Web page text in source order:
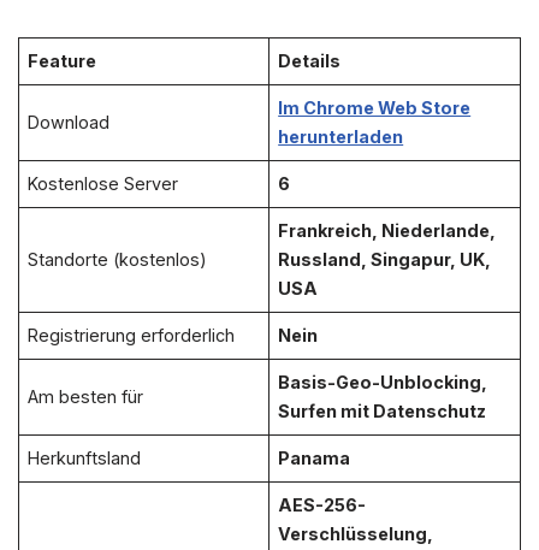
Feature Details
Download
Im Chrome Web Store
herunterladen
Kostenlose Server 6
Standorte (kostenlos)
Frankreich, Niederlande,
Russland, Singapur, UK,
USA
Registrierung erforderlich Nein
Am besten für
Basis-Geo-Unblocking,
Surfen mit Datenschutz
Herkunftsland Panama
AES-256-
Verschlüsselung,